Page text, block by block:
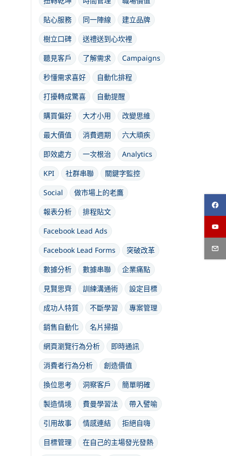
貼心服務
同一陣線
建立品牌
樹立口碑
送禮送到心坎裡
聽見客戶
了解需求
Campaigns
秒懂需求喜好
自動化排程
打擾轉成驚喜
自動提醒
購買偏好
大才小用
改變思維
最大價值
消費週期
六大頑疾
即效處方
一次根治
Analytics
KPI
社群串聯
關鍵字監控
Social
做市場上的老鷹
報表分析
排程貼文
Facebook Lead Ads
Facebook Lead Forms
突破改革
數據分析
數據串聯
企業痛點
見賢思齊
訓練溝通術
設定目標
成功人特質
不斷學習
專案管理
銷售自動化
名片掃描
網頁瀏覽行為分析
即時通訊
消費者行為分析
創造價值
換位思考
洞察客戶
簡單明確
製造情境
費曼學習法
帶入譬喻
引用故事
情感連結
拒絕自嗨
目標管理
在自己的主場發光發熱